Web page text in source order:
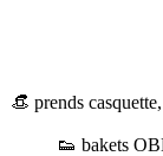
👒 prends
👟 bakets